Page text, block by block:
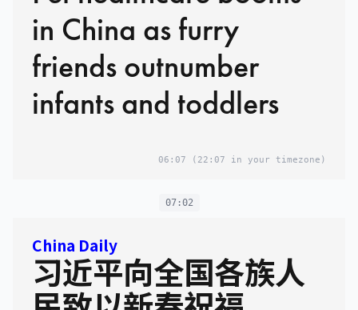
in China as furry
friends outnumber
infants and toddlers
06:07 (22:07 in your timezone)
07:02
China Daily
习近平向全国各族人